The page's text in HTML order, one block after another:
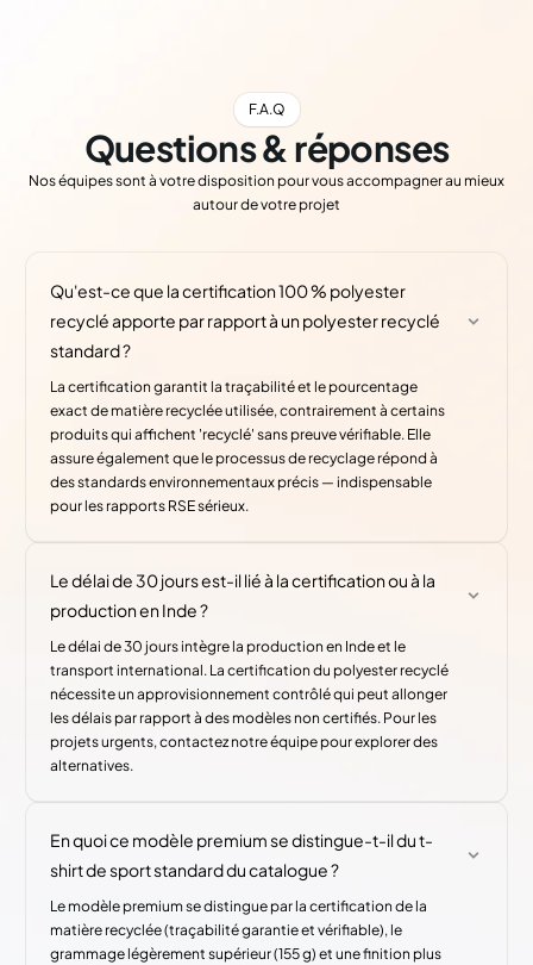
F.A.Q
Questions & réponses
Nos équipes sont à votre disposition pour vous accompagner au mieux
autour de votre projet
Qu'est-ce que la certification 100 % polyester
recyclé apporte par rapport à un polyester recyclé
standard ?
La certification garantit la traçabilité et le pourcentage
exact de matière recyclée utilisée, contrairement à certains
produits qui affichent 'recyclé' sans preuve vérifiable. Elle
assure également que le processus de recyclage répond à
des standards environnementaux précis — indispensable
pour les rapports RSE sérieux.
Le délai de 30 jours est-il lié à la certification ou à la
production en Inde ?
Le délai de 30 jours intègre la production en Inde et le
transport international. La certification du polyester recyclé
nécessite un approvisionnement contrôlé qui peut allonger
les délais par rapport à des modèles non certifiés. Pour les
projets urgents, contactez notre équipe pour explorer des
alternatives.
En quoi ce modèle premium se distingue-t-il du t-
shirt de sport standard du catalogue ?
Le modèle premium se distingue par la certification de la
matière recyclée (traçabilité garantie et vérifiable), le
grammage légèrement supérieur (155 g) et une finition plus